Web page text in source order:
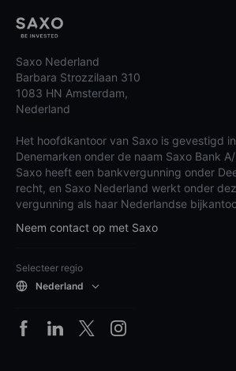
Saxo Nederland
Barbara Strozzilaan 310
1083 HN Amsterdam,
Nederland
Het hoofdkantoor van Saxo is gevestigd in
Denemarken onder de naam Saxo Bank
Saxo heeft een bankvergunning onder
recht, en Saxo Nederland werkt onder
vergunning als haar Nederlandse
Neem contact op met Saxo
Selecteer regio
Nederland